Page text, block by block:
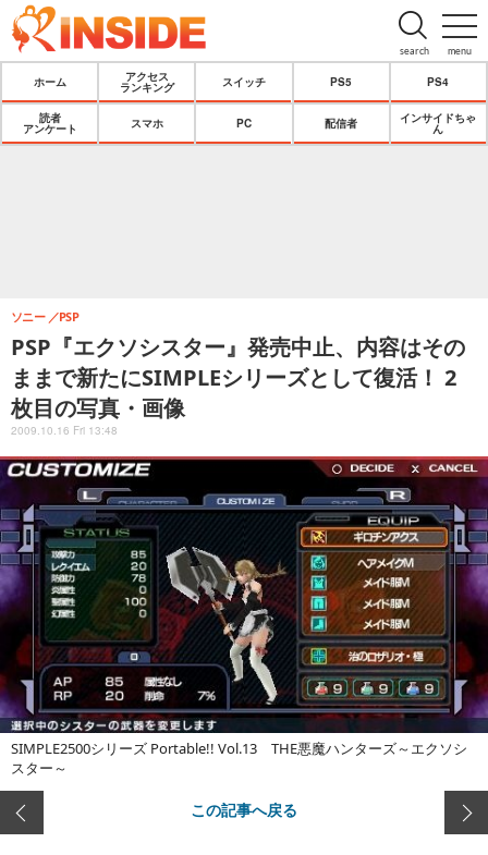
menu
search
ホーム
アクセス
ランキング
スイッチ PS5 PS4
読者
アンケート
スマホ PC 配信者
インサイドちゃ
ん
PSP『エクソシスター』発売中止、内容はその
ままで新たにSIMPLEシリーズとして復活！ 2
枚目の写真・画像
ソニー PSP
2009.10.16 Fri 13:48
SIMPLE2500シリーズ Portable!! Vol.13 THE悪魔ハンターズ～エクソシ
スター～
この記事へ戻る